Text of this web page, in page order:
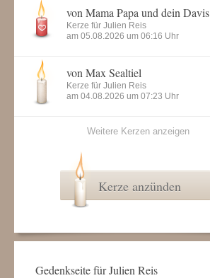
von Mama Papa und dein Davis
Kerze für Julien Reis
am 05.08.2026 um 06:16 Uhr
von Max Sealtiel
Kerze für Julien Reis
am 04.08.2026 um 07:23 Uhr
Weitere Kerzen anzeigen
Kerze anzünden
Gedenkseite für Julien Reis